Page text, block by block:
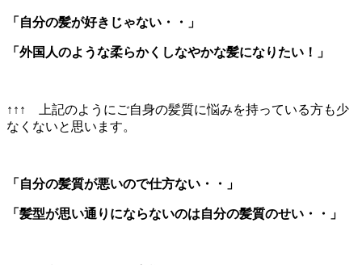
「自分の髪が好きじゃない・・」
「外国人のような柔らかくしなやかな髪になりたい！」
↑↑↑ 上記のようにご自身の髪質に悩みを持っている方も少
なくないと思います。
「自分の髪質が悪いので仕方ない・・」
「髪型が思い通りにならないのは自分の髪質のせい・・」